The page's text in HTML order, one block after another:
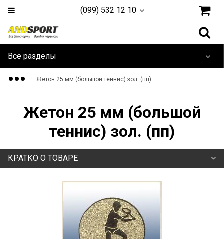
(099) 532 12 10
Все разделы
Дайвинг и плавание
Туризм и активный отдых
Игровые Виды
Йога, фитнес и гимнастика
Жетон 25 мм (большой теннис) зол. (пп)
Жетон 25 мм (большой
теннис) зол. (пп)
КРАТКО О ТОВАРЕ